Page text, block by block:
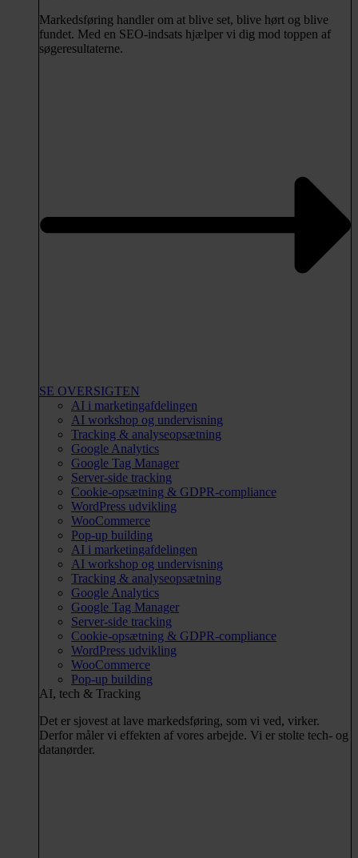
Markedsføring handler om at blive set, blive hørt og blive
fundet. Med en SEO-indsats hjælper vi dig mod toppen af
søgeresultaterne.
SE OVERSIGTEN
AI i marketingafdelingen
AI workshop og undervisning
Tracking & analyseopsætning
Google Analytics
Google Tag Manager
Server-side tracking
Cookie-opsætning & GDPR-compliance
WordPress udvikling
WooCommerce
Pop-up building
AI i marketingafdelingen
AI workshop og undervisning
Tracking & analyseopsætning
Google Analytics
Google Tag Manager
Server-side tracking
Cookie-opsætning & GDPR-compliance
WordPress udvikling
WooCommerce
Pop-up building
AI, tech & Tracking
Det er sjovest at lave markedsføring, som vi ved, virker.
Derfor måler vi effekten af vores arbejde. Vi er stolte tech- og
datanørder.